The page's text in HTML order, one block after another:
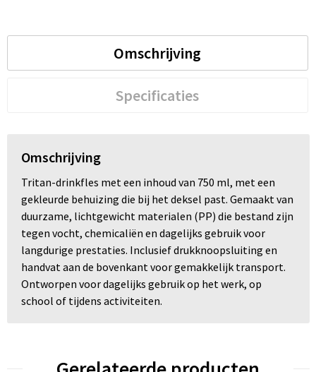
Omschrijving
Specificaties
Omschrijving
Tritan-drinkfles met een inhoud van 750 ml, met een
gekleurde behuizing die bij het deksel past. Gemaakt van
duurzame, lichtgewicht materialen (PP) die bestand zijn
tegen vocht, chemicaliën en dagelijks gebruik voor
langdurige prestaties. Inclusief drukknoopsluiting en
handvat aan de bovenkant voor gemakkelijk transport.
Ontworpen voor dagelijks gebruik op het werk, op
school of tijdens activiteiten.